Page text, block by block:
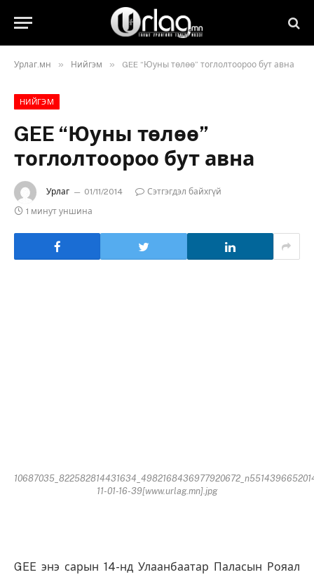
Урлаг.мн » Нийгэм » GEE “Юуны төлөө” тоглолтоороо бут авна
НИЙГЭМ
GEE “Юуны төлөө”
тоглолтоороо бут авна
Урлаг 01/11/2014
Сэтгэгдэл байхгүй
1 минут уншина
11-01-16-39[www.urlag.mn].jpg
GEE энэ сарын 14-нд Улаанбаатар Паласын Рояал